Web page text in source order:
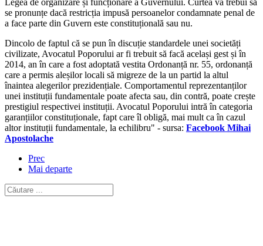
se pronunțe dacă restricția impusă persoanelor condamnate penal de
a face parte din Guvern este constituțională sau nu.
Dincolo de faptul că se pun în discuție standardele unei societăți
civilizate, Avocatul Poporului ar fi trebuit să facă același gest și în
2014, an în care a fost adoptată vestita Ordonanță nr. 55, ordonanță
care a permis aleșilor locali să migreze de la un partid la altul
înaintea alegerilor prezidențiale. Comportamentul reprezentanților
unei instituții fundamentale poate afecta sau, din contră, poate crește
prestigiul respectivei instituții. Avocatul Poporului intră în categoria
garanțiilor constituționale, fapt care îl obligă, mai mult ca în cazul
altor instituții fundamentale, la echilibru" - sursa: Facebook Mihai
Apostolache
Prec
Mai departe